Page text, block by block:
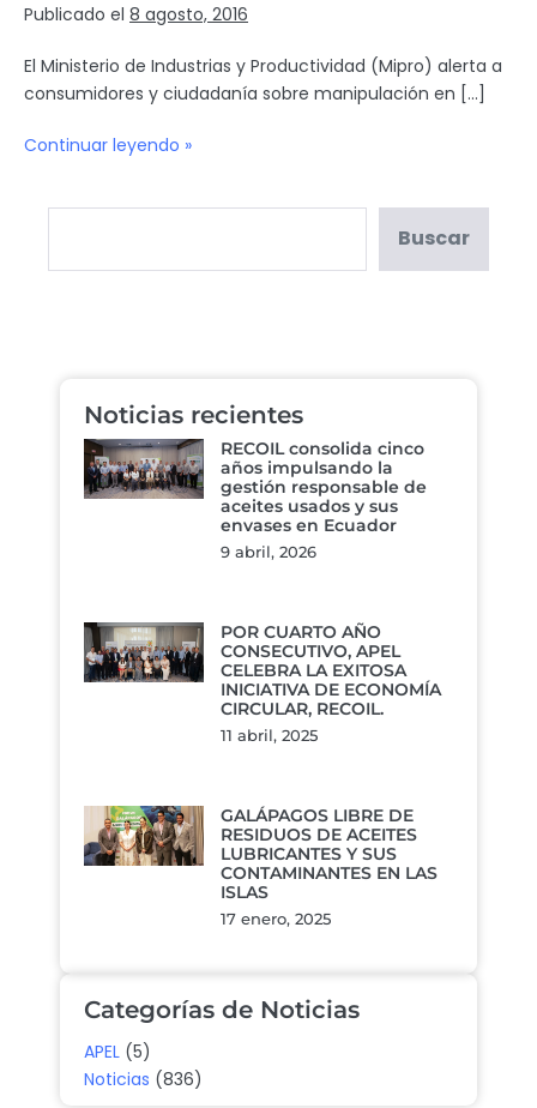
Publicado el 8 agosto, 2016
El Ministerio de Industrias y Productividad (Mipro) alerta a
consumidores y ciudadanía sobre manipulación en […]
Continuar leyendo »
Buscar
Noticias recientes
RECOIL consolida cinco
años impulsando la
gestión responsable de
aceites usados y sus
envases en Ecuador
9 abril, 2026
POR CUARTO AÑO
CONSECUTIVO, APEL
CELEBRA LA EXITOSA
INICIATIVA DE ECONOMÍA
CIRCULAR, RECOIL.
11 abril, 2025
GALÁPAGOS LIBRE DE
RESIDUOS DE ACEITES
LUBRICANTES Y SUS
CONTAMINANTES EN LAS
ISLAS
17 enero, 2025
Categorías de Noticias
APEL (5)
Noticias (836)